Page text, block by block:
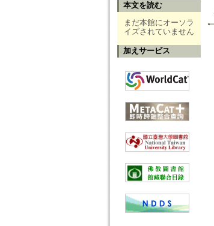
本文を読む
まだ本館にオーソラ
イズされていません
加えサービス